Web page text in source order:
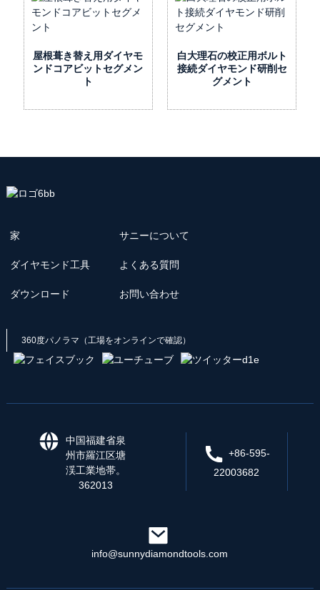
屋根葺き替え用ダイヤモ
ンドコアビットセグメン
ト
白大理石の校正用ボルト
接続ダイヤモンド研削セ
グメント
家 サニーについて
ダイヤモンド工具 よくある質問
ダウンロード お問い合わせ
360度パノラマ（工場をオンラインで確認）
中国福建省泉
州市羅江区塘
渓工業地帯。
362013
+86-595-
22003682
info@sunnydiamondtools.com